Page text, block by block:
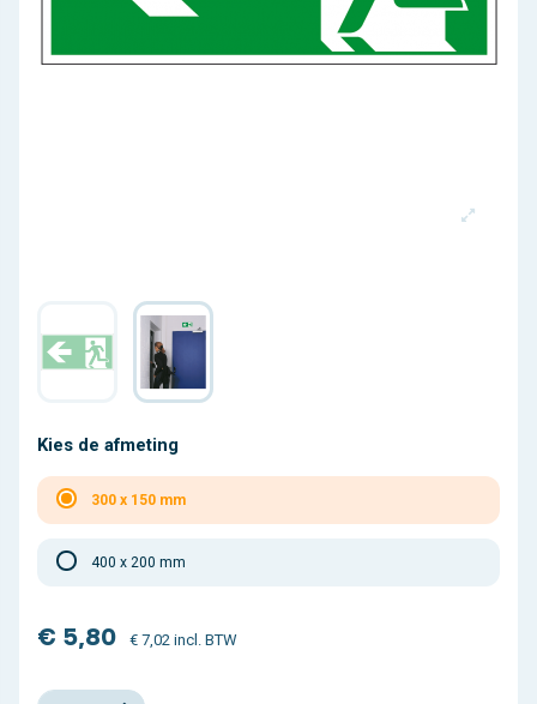
Kies de afmeting
300 x 150 mm
400 x 200 mm
€ 5,80 € 7,02 incl. BTW